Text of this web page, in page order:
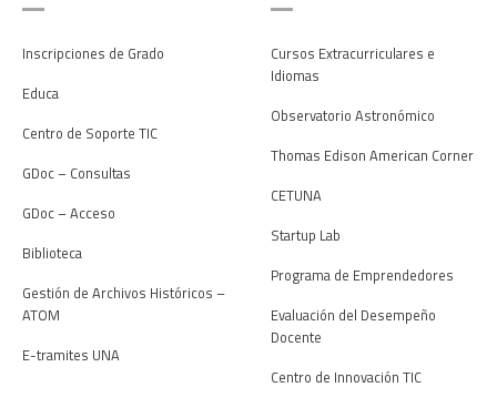
Inscripciones de Grado
Educa
Centro de Soporte TIC
GDoc – Consultas
GDoc – Acceso
Biblioteca
Gestión de Archivos Históricos –
ATOM
E-tramites UNA
Cursos Extracurriculares e
Idiomas
Observatorio Astronómico
Thomas Edison American Corner
CETUNA
Startup Lab
Programa de Emprendedores
Evaluación del Desempeño
Docente
Centro de Innovación TIC